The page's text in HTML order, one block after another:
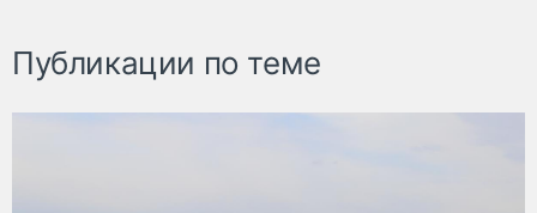
Публикации по теме